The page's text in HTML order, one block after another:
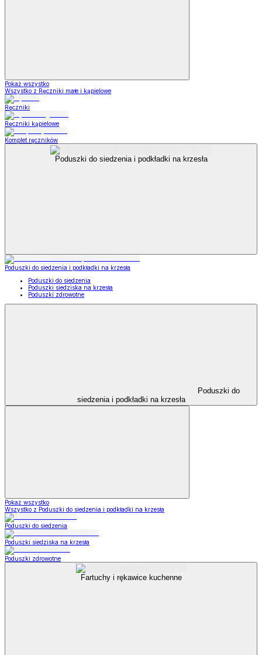
Pokaż wszystko
Wszystko z Ręczniki małe i kąpielowe
Ręczniki
Ręczniki kąpielowe
Komplet ręczników
Poduszki do siedzenia i podkładki na krzesła
Poduszki do siedzenia i podkładki na krzesła
Poduszki do siedzenia
Poduszki siedziska na krzesła
Poduszki zdrowotne
Poduszki do
siedzenia i podkładki na krzesła
Pokaż wszystko
Wszystko z Poduszki do siedzenia i podkładki na krzesła
Poduszki do siedzenia
Poduszki siedziska na krzesła
Poduszki zdrowotne
Fartuchy i rękawice kuchenne